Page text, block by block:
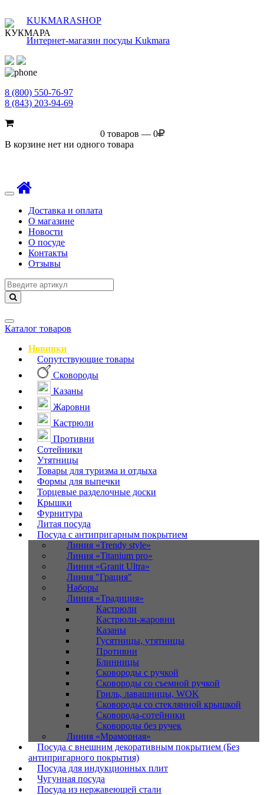
KUKMARASHOP
Интернет-магазин посуды Kukmara
8 (800) 550-76-97
8 (843) 203-94-69
0 товаров — 0
В корзине нет ни одного товара
Toggle
navigationДоставка и оплата
О магазине
Новости
О посуде
Контакты
Отзывы
Навигация
Каталог товаров
Новинки
Сопутствующие товары
Сковороды
Казаны
Жаровни
Кастрюли
Противни
Сотейники
Утятницы
Товары для туризма и отдыха
Формы для выпечки
Торцевые разделочные доски
Крышки
Фурнитура
Литая посуда
Посуда с антипригарным покрытием
Линия «Trendy style»
Линия «Titanium pro»
Линия «Granit Ultra»
Линия "Грация"
Наборы
Линия «Традиция»
Кастрюли
Кастрюли-жаровни
Казаны
Гусятницы, утятницы
Противни
Блинницы
Сковороды с ручкой
Сковороды со съемной ручкой
Гриль, лавашницы, WOK
Сковороды со стеклянной крышкой
Сковорода-сотейники
Сковороды без ручек
Линия «Мраморная»
Посуда с внешним декоративным покрытием (Без
антипригарного покрытия)
Посуда для индукционных плит
Чугунная посуда
Посуда из нержавеющей стали